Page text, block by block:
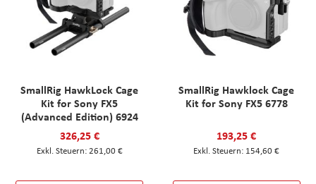
SmallRig HawkLock Cage
Kit for Sony FX5
(Advanced Edition) 6924
326,25 €
261,00 €
SmallRig Hawklock Cage
Kit for Sony FX5 6778
193,25 €
154,60 €